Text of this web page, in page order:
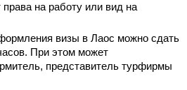
на работу или вид на
визы в Лаос можно сдать
При этом может
представитель турфирмы